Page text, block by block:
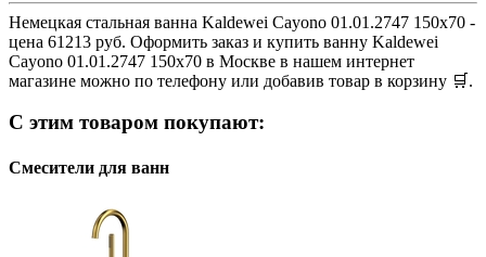
Немецкая стальная ванна Kaldewei Cayono 01.01.2747 150x70 -
цена 61213 руб. Оформить заказ и купить ванну Kaldewei
Cayono 01.01.2747 150x70 в Москве в нашем интернет
магазине можно по телефону или добавив товар в корзину 🛒.
С этим товаром покупают:
Смесители для ванн